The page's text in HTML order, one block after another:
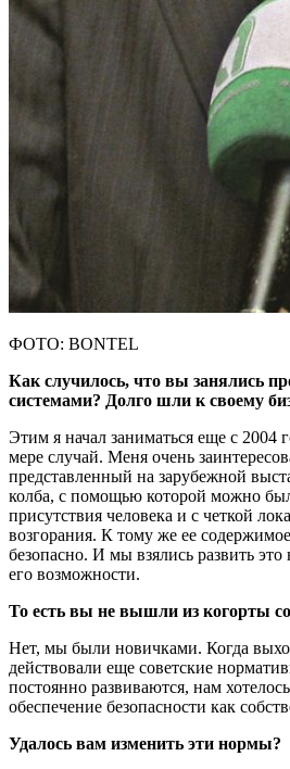
ФОТО: BONTEL
Как случилось, что вы занялись
системами? Долго шли к своему
Этим я начал заниматься еще с 2004
мере случай. Меня очень
представленный на зарубежной
колба, с помощью которой можно
присутствия человека и с четкой
возгорания. К тому же ее
безопасно. И мы взялись развить
его возможности.
То есть вы не вышли из когорты
Нет, мы были новичками. Когда
действовали еще советские
постоянно развиваются, нам
обеспечение безопасности как
Удалось вам изменить эти нормы?